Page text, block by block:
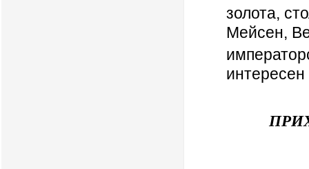
золота,
Мейсен,